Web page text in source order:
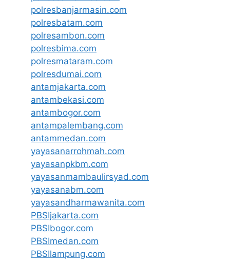
polresbanjarmasin.com
polresbatam.com
polresambon.com
polresbima.com
polresmataram.com
polresdumai.com
antamjakarta.com
antambekasi.com
antambogor.com
antampalembang.com
antammedan.com
yayasanarrohmah.com
yayasanpkbm.com
yayasanmambaulirsyad.com
yayasanabm.com
yayasandharmawanita.com
PBSIjakarta.com
PBSIbogor.com
PBSImedan.com
PBSIlampung.com